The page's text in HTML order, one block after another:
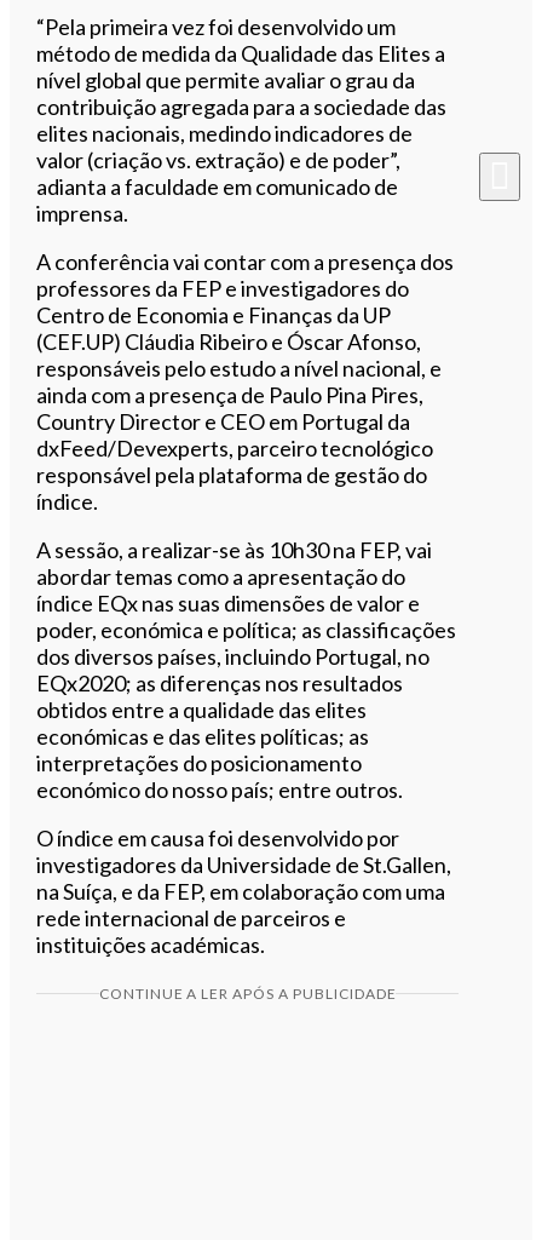
“Pela primeira vez foi desenvolvido um
método de medida da Qualidade das Elites a
nível global que permite avaliar o grau da
contribuição agregada para a sociedade das
elites nacionais, medindo indicadores de
valor (criação vs. extração) e de poder”,
adianta a faculdade em comunicado de
imprensa.
A conferência vai contar com a presença dos
professores da FEP e investigadores do
Centro de Economia e Finanças da UP
(CEF.UP) Cláudia Ribeiro e Óscar Afonso,
responsáveis pelo estudo a nível nacional, e
ainda com a presença de Paulo Pina Pires,
Country Director e CEO em Portugal da
dxFeed/Devexperts, parceiro tecnológico
responsável pela plataforma de gestão do
índice.
A sessão, a realizar-se às 10h30 na FEP, vai
abordar temas como a apresentação do
índice EQx nas suas dimensões de valor e
poder, económica e política; as classificações
dos diversos países, incluindo Portugal, no
EQx2020; as diferenças nos resultados
obtidos entre a qualidade das elites
económicas e das elites políticas; as
interpretações do posicionamento
económico do nosso país; entre outros.
O índice em causa foi desenvolvido por
investigadores da Universidade de St.Gallen,
na Suíça, e da FEP, em colaboração com uma
rede internacional de parceiros e
instituições académicas.
CONTINUE A LER APÓS A PUBLICIDADE